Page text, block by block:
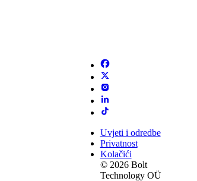
Uvjeti i odredbe
Privatnost
Kolačići
© 2026 Bolt
Technology OÜ